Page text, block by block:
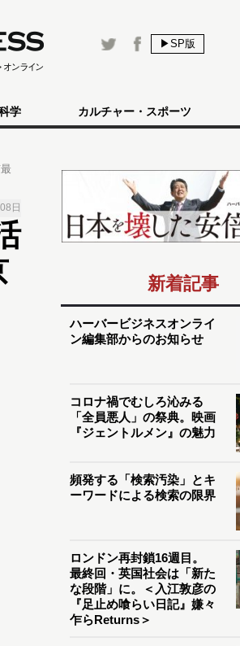
▶SP版
学 カルチャー・スポーツ
日
新着記事
ハーバービジネスオンライ
ン編集部からのお知らせ
コロナ禍でむしろ沁みる
「全員悪人」の祭典。映画
『ジェントルメン』の魅力
頻発する「検索汚染」とキ
ーワードによる検索の限界
ロンドン再封鎖16週目。
最終回・英国社会は「新た
な段階」に。＜入江敦彦の
『足止め喰らい日記』嫌々
乍らReturns＞